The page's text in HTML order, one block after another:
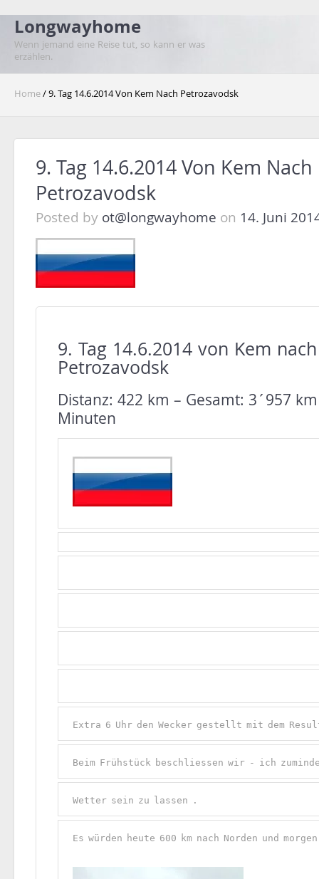
Longwayhome
Wenn jemand eine Reise tut, so kann er was
erzählen.
Home/ 9. Tag 14.6.2014 Von Kem Nach Petrozavodsk
9. Tag 14.6.2014 Von Kem Nach
Petrozavodsk
Posted by ot@longwayhome on 14. Juni
9. Tag 14.6.2014 von Kem nach
Petrozavodsk
Distanz: 422 km – Gesamt: 3´957
Minuten
Extra 6 Uhr den Wecker gestellt mit dem
Beim Frühstück beschliessen wir - ich
Wetter sein zu lassen .
Es würden heute 600 km nach Norden und